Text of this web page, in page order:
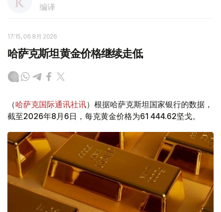
编译
17:15, 06 8月 2026
哈萨克斯坦黄金价格继续走低
（哈萨克国际通讯社讯）根据哈萨克斯坦国家银行的数据，
截至2026年8月6日，每克黄金价格为61 444.62坚戈。